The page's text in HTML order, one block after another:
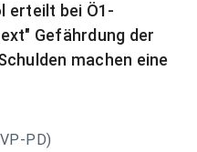
erteilt bei Ö1-
Gefährdung der
machen eine
PD)